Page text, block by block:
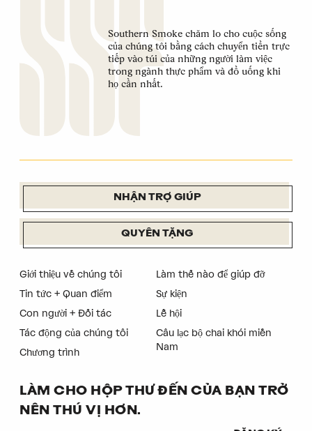
Southern Smoke chăm lo cho cuộc sống
của chúng tôi bằng cách chuyển tiền trực
tiếp vào túi của những người làm việc
trong ngành thực phẩm và đồ uống khi
họ cần nhất.
NHẬN TRỢ GIÚP
QUYÊN TẶNG
Giới thiệu về chúng tôi
Tin tức + Quan điểm
Con người + Đối tác
Tác động của chúng tôi
Chương trình
Làm thế nào để giúp đỡ
Sự kiện
Lễ hội
Câu lạc bộ chai khói miền
Nam
LÀM CHO HỘP THƯ ĐẾN CỦA BẠN TRỞ
NÊN THÚ VỊ HƠN.